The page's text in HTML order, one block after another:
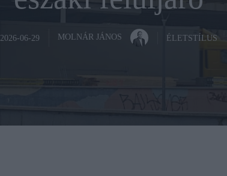
2026-06-29 MOLNÁR JÁNOS ÉLETSTÍLUS